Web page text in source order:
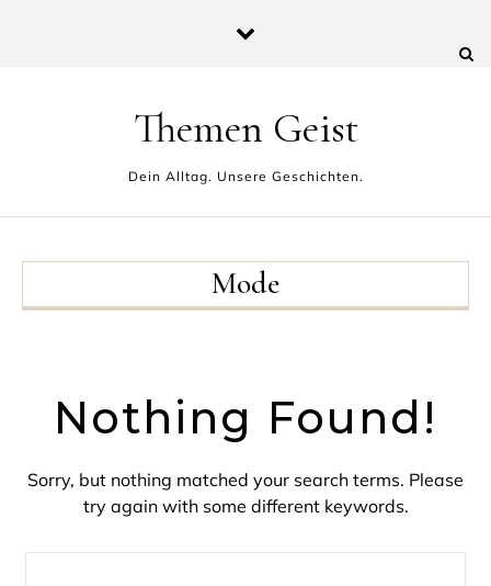
Themen Geist
Dein Alltag. Unsere Geschichten.
Mode
Nothing Found!
Sorry, but nothing matched your search terms. Please
try again with some different keywords.